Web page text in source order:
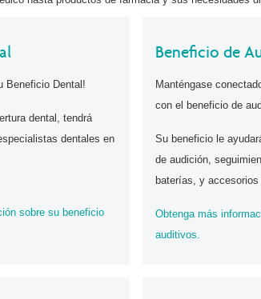
Beneficio Dental!
dental, tendrá
dentales en
sobre su beneficio
Beneficio de
Manténgase
con el beneficio de
Su beneficio le
de audición,
baterías, y
Obtenga más
auditivos.